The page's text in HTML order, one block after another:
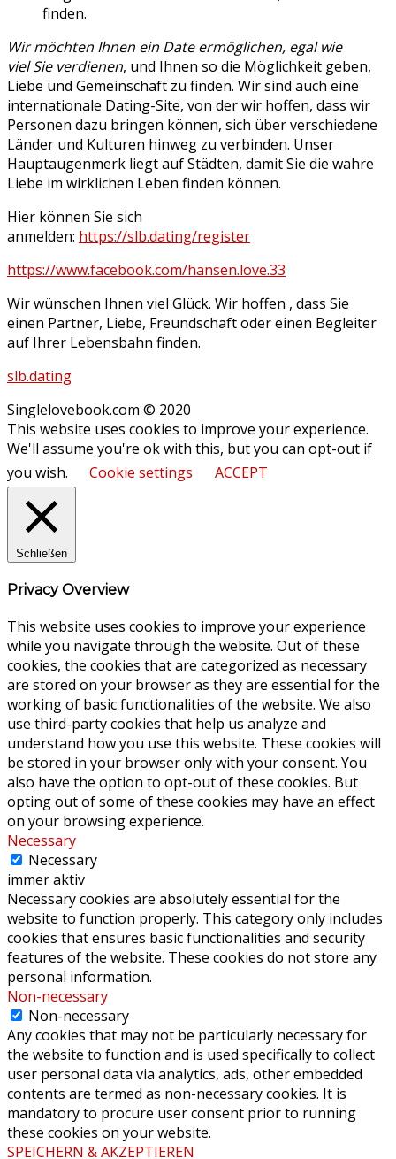
finden.
Wir möchten Ihnen ein Date ermöglichen, egal wie
viel Sie verdienen, und Ihnen so die Möglichkeit geben,
Liebe und Gemeinschaft zu finden. Wir sind auch eine
internationale Dating-Site, von der wir hoffen, dass wir
Personen dazu bringen können, sich über verschiedene
Länder und Kulturen hinweg zu verbinden. Unser
Hauptaugenmerk liegt auf Städten, damit Sie die wahre
Liebe im wirklichen Leben finden können.
Hier können Sie sich
anmelden: https://slb.dating/register
https://www.facebook.com/hansen.love.33
Wir wünschen Ihnen viel Glück. Wir hoffen , dass Sie
einen Partner, Liebe, Freundschaft oder einen Begleiter
auf Ihrer Lebensbahn finden.
slb.dating
Singlelovebook.com © 2020
This website uses cookies to improve your experience.
We'll assume you're ok with this, but you can opt-out if
you wish.
Cookie settings ACCEPT
Schließen
Privacy Overview
This website uses cookies to improve your experience
while you navigate through the website. Out of these
cookies, the cookies that are categorized as necessary
are stored on your browser as they are essential for the
working of basic functionalities of the website. We also
use third-party cookies that help us analyze and
understand how you use this website. These cookies will
be stored in your browser only with your consent. You
also have the option to opt-out of these cookies. But
opting out of some of these cookies may have an effect
on your browsing experience.
Necessary
Necessary
immer aktiv
Necessary cookies are absolutely essential for the
website to function properly. This category only includes
cookies that ensures basic functionalities and security
features of the website. These cookies do not store any
personal information.
Non-necessary
Non-necessary
Any cookies that may not be particularly necessary for
the website to function and is used specifically to collect
user personal data via analytics, ads, other embedded
contents are termed as non-necessary cookies. It is
mandatory to procure user consent prior to running
these cookies on your website.
SPEICHERN & AKZEPTIEREN